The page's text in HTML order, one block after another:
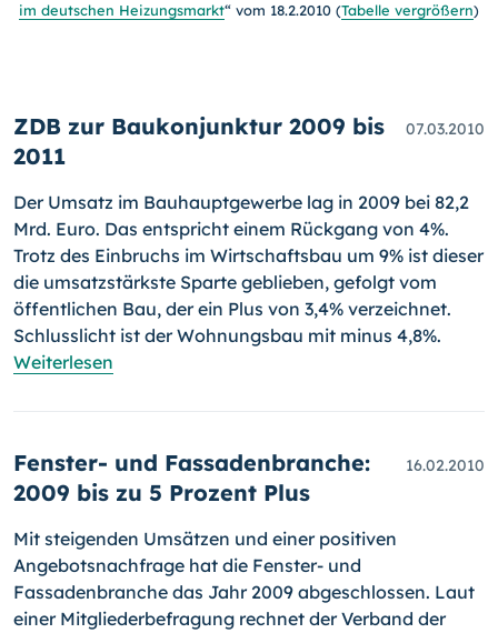
im deutschen Heizungsmarkt“ vom 18.2.2010 (Tabelle vergrößern)
ZDB zur Baukonjunktur 2009 bis
2011
07.03.2010
Der Umsatz im Bauhauptgewerbe lag in 2009 bei 82,2
Mrd. Euro. Das entspricht einem Rückgang von 4%.
Trotz des Einbruchs im Wirt­schafts­bau um 9% ist dieser
die umsatzstärkste Sparte geblieben, gefolgt vom
öffentlichen Bau, der ein Plus von 3,4% verzeichnet.
Schlusslicht ist der Wohnungsbau mit minus 4,8%.
Weiterlesen
Fenster- und Fassadenbranche:
2009 bis zu 5 Prozent Plus
16.02.2010
Mit steigenden Umsätzen und einer positiven
Angebotsnachfrage hat die Fenster- und
Fassadenbranche das Jahr 2009 abge­schlos­sen. Laut
einer Mitgliederbefragung rechnet der Verband der